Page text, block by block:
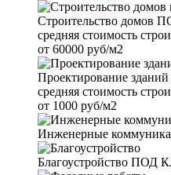
Строительство домов
средняя стоимость
от 60000 руб/м2
Проектирование зданий
средняя стоимость
от 1000 руб/м2
Инженерные
Благоустройство ПОД